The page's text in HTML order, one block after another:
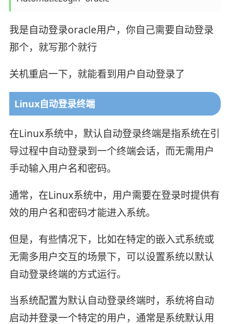
我是自动登录oracle用户，你自己需要自动登录
那个，就写那个就行
关机重启一下，就能看到用户自动登录了
Linux自动登录终端
在Linux系统中，默认自动登录终端是指系统在引
导过程中自动登录到一个终端会话，而无需用户
手动输入用户名和密码。
通常，在Linux系统中，用户需要在登录时提供有
效的用户名和密码才能进入系统。
但是，有些情况下，比如在特定的嵌入式系统或
无需多用户交互的场景下，可以设置系统以默认
自动登录终端的方式运行。
当系统配置为默认自动登录终端时，系统将自动
启动并登录一个特定的用户，通常是系统默认用